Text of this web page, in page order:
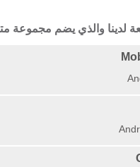
لدينا والذي يضم مجموعة